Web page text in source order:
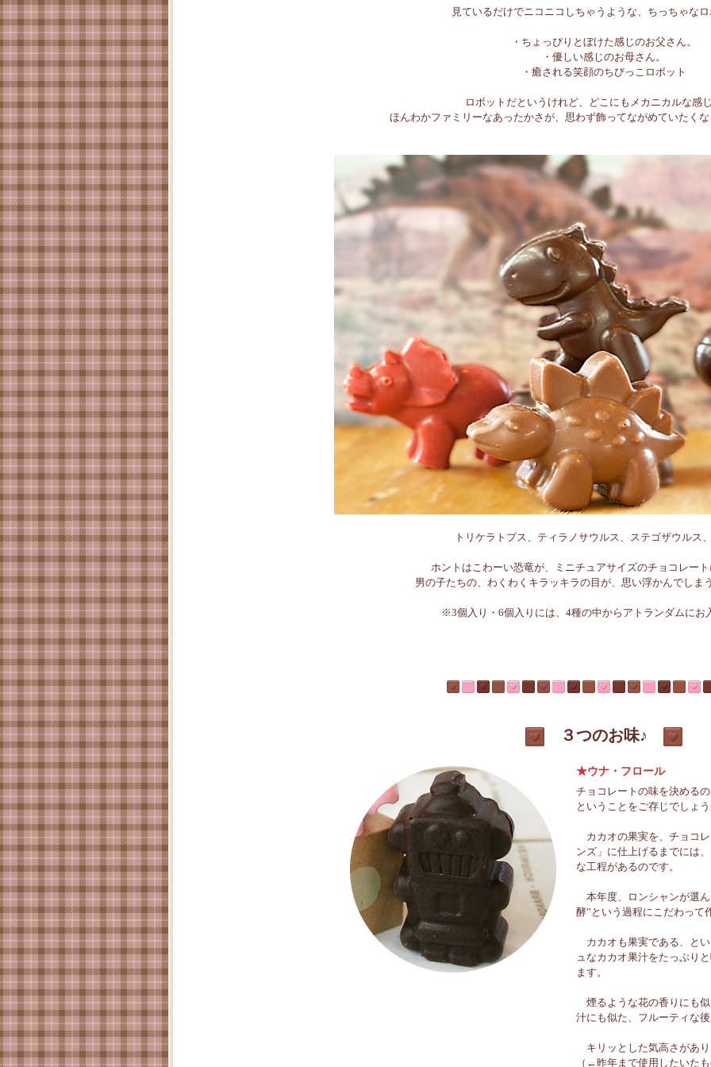
見ているだけでニコニコしちゃうような、ちっちゃな
・ちょっぴりとぼけた感じのお父さん。
・優しい感じのお母さん。
・癒される笑顔のちびっこロボット
ロボットだというけれど、どこにもメカニカルな感
ほんわかファミリーなあったかさが、思わず飾ってながめていたく
トリケラトプス、ティラノサウルス、ステゴザウルス
ホントはこわーい恐竜が、ミニチュアサイズのチョコレー
男の子たちの、わくわくキラッキラの目が、思い浮かんでしま
※3個入り・6個入りには、4種の中からアトランダムにお
３つのお味♪
★ウナ・フロール
チョコレートの味を決める
ということをご存じでしょ
カカオの果実を、チョコ
ンズ」に仕上げるまでには
な工程があるのです。
本年度、ロンシャンが選
酵”という過程にこだわって
カカオも果実である、と
ュなカカオ果汁をたっぷり
ます。
煙るような花の香りにも
汁にも似た、フルーティな
キリッとした気高さがあ
（←昨年まで使用したいた